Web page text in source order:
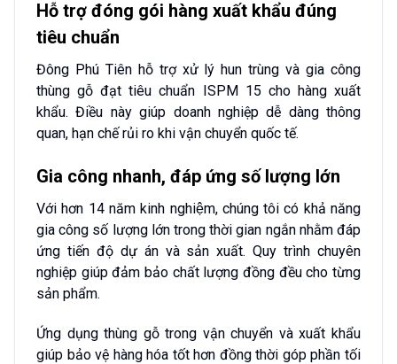
Hỗ trợ đóng gói hàng xuất khẩu đúng
tiêu chuẩn
Đông Phú Tiên hỗ trợ xử lý hun trùng và gia công
thùng gỗ đạt tiêu chuẩn ISPM 15 cho hàng xuất
khẩu. Điều này giúp doanh nghiệp dễ dàng thông
quan, hạn chế rủi ro khi vận chuyển quốc tế.
Gia công nhanh, đáp ứng số lượng lớn
Với hơn 14 năm kinh nghiệm, chúng tôi có khả năng
gia công số lượng lớn trong thời gian ngắn nhằm đáp
ứng tiến độ dự án và sản xuất. Quy trình chuyên
nghiệp giúp đảm bảo chất lượng đồng đều cho từng
sản phẩm.
Ứng dụng thùng gỗ trong vận chuyển và xuất khẩu
giúp bảo vệ hàng hóa tốt hơn đồng thời góp phần tối